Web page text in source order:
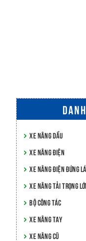
XE NÂNG DẦU
XE NÂNG ĐIỆN
XE NÂNG ĐIỆN ĐỨNG
XE NÂNG TẢI TRỌNG
BỘ CÔNG TÁC
XE NÂNG TAY
XE NÂNG CŨ